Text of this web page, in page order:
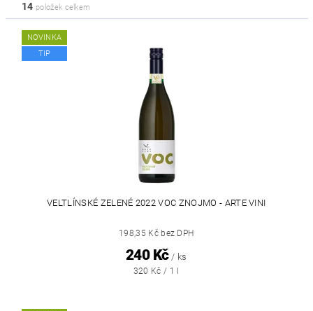
14 položek celkem
NOVINKA
TIP
VELTLÍNSKÉ ZELENÉ 2022 VOC ZNOJMO - ARTE VINI
198,35 Kč bez DPH
240 Kč / ks
320 Kč / 1 l